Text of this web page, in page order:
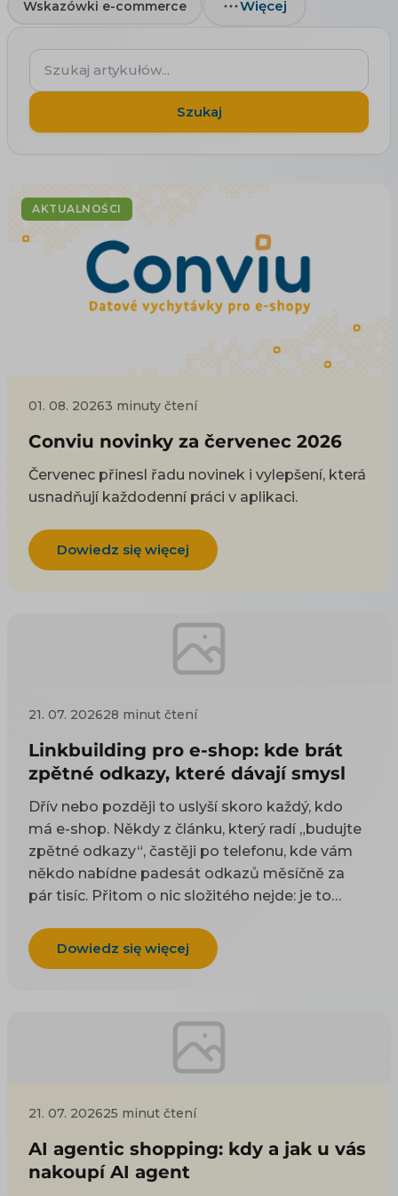
Wskazówki e-commerce Więcej
Szukaj
artykułów...
Szukaj
AKTUALNOŚCI
01. 08. 20263 minuty čtení
Conviu novinky za červenec 2026
Červenec přinesl řadu novinek i vylepšení, která
usnadňují každodenní práci v aplikaci.
Dowiedz się więcej
21. 07. 202628 minut čtení
Linkbuilding pro e-shop: kde brát
zpětné odkazy, které dávají smysl
Dřív nebo později to uslyší skoro každý, kdo
má e-shop. Někdy z článku, který radí „budujte
zpětné odkazy“, častěji po telefonu, kde vám
někdo nabídne padesát odkazů měsíčně za
pár tisíc. Přitom o nic složitého nejde: je to
odkazy odjakživa bere jako doporučení — čím
víc důvěryhodných webů na vás ukazuje, tím
si to začnete zjišťovat, najdete dva druhy rad a
ani jeden vám nepomůže. Návody psané pro
blogery poradí, ať napíšete skvělý článek, na
neprodáváte články, ale kotle nebo dětské
boty. Nabídky agentur zase prodávají balíček
odkazů, u kterých se nedozvíte, odkud se
vezmou ani co udělají. Tenhle text jde třetí
Dowiedz się więcej
21. 07. 202625 minut čtení
AI agentic shopping: kdy a jak u vás
nakoupí AI agent